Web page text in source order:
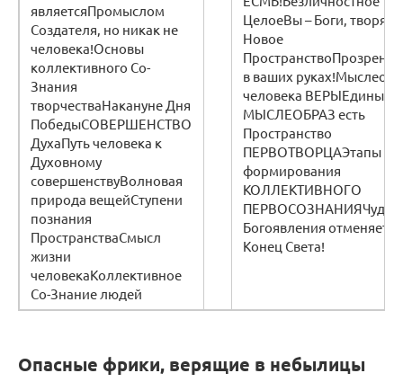
являетсяПромыслом
Создателя, но никак не
человека!Основы
коллективного Со-
Знания
творчестваНакануне Дня
ПобедыСОВЕРШЕНСТВО
ДухаПуть человека к
Духовному
совершенствуВолновая
природа вещейСтупени
познания
ПространстваСмысл
жизни
человекаКоллективное
Со-Знание людей
ЦелоеВы – Боги,
Новое
в ваших
человека ВЕРЫЕдиный
МЫСЛЕОБРАЗ есть
Пространство
ПЕРВОТВОРЦАЭтапы
формирования
КОЛЛЕКТИВНОГО
ПЕРВОСОЗНАНИЯЧудо
Богоявления отменяет
Конец Света!
Опасные фрики, верящие в небылицы